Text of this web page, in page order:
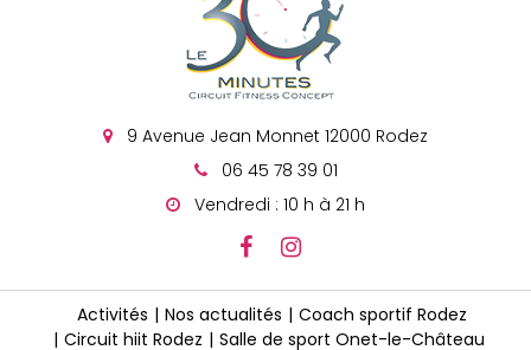
9 Avenue Jean Monnet 12000 Rodez
06 45 78 39 01
Vendredi : 10 h à 21 h
Activités Nos actualités
Coach sportif Rodez
Circuit hiit Rodez
Salle de sport Onet-le-Château